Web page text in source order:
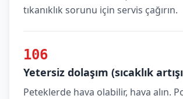
tıkanıklık sorunu için servis çağırın.
106
Yetersiz dolaşım (sıcaklık artışı
Peteklerde hava olabilir, hava alın.